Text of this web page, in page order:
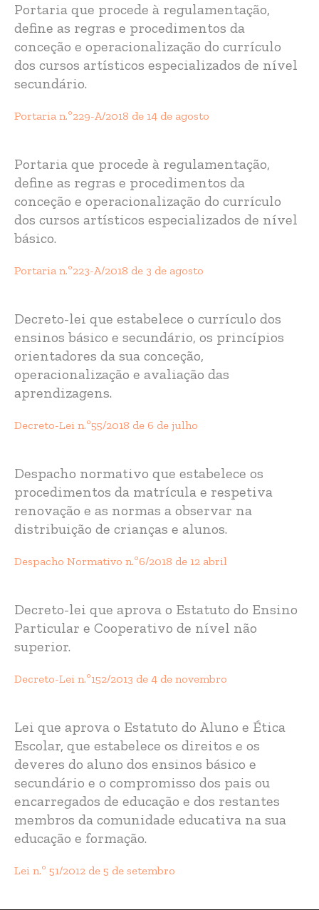
Portaria que procede à regulamentação,
define as regras e procedimentos da
conceção e operacionalização do currículo
dos cursos artísticos especializados de nível
secundário.
Portaria n.º229-A/2018 de 14 de agosto
Portaria que procede à regulamentação,
define as regras e procedimentos da
conceção e operacionalização do currículo
dos cursos artísticos especializados de nível
básico.
Portaria n.º223-A/2018 de 3 de agosto
Decreto-lei que estabelece o currículo dos
ensinos básico e secundário, os princípios
orientadores da sua conceção,
operacionalização e avaliação das
aprendizagens.
Decreto-Lei n.º55/2018 de 6 de julho
Despacho normativo que estabelece os
procedimentos da matrícula e respetiva
renovação e as normas a observar na
distribuição de crianças e alunos.
Despacho Normativo n.º6/2018 de 12 abril
Decreto-lei que aprova o Estatuto do Ensino
Particular e Cooperativo de nível não
superior.
Decreto-Lei n.º152/2013 de 4 de novembro
Lei que aprova o Estatuto do Aluno e Ética
Escolar, que estabelece os direitos e os
deveres do aluno dos ensinos básico e
secundário e o compromisso dos pais ou
encarregados de educação e dos restantes
membros da comunidade educativa na sua
educação e formação.
Lei n.º 51/2012 de 5 de setembro